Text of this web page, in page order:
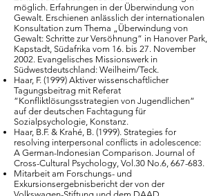
möglich. Erfahrungen in der Überwindung von
Gewalt. Erschienen anlässlich der internationalen
Konsultation zum Thema „Überwindung von
Gewalt: Schritte zur Versöhnung“ in Hanover Park,
Kapstadt, Südafrika vom 16. bis 27. November
2002. Evangelisches Missionswerk in
Südwestdeutschland: Weilheim/Teck.
Haar, F. (1999) Aktiver wissenschaftlicher
Tagungsbeitrag mit Referat
“Konfliktlösungsstrategien von Jugendlichen“
auf der deutschen Fachtagung für
Sozialpsychologie, Konstanz.
Haar, B.F. & Krahé, B. (1999). Strategies for
resolving interpersonal conflicts in adolescence:
A German-Indonesian Comparison. Journal of
Cross-Cultural Psychology, Vol.30 No.6, 667-683.
Mitarbeit am Forschungs- und
Exkursionsergebnisbericht der von der